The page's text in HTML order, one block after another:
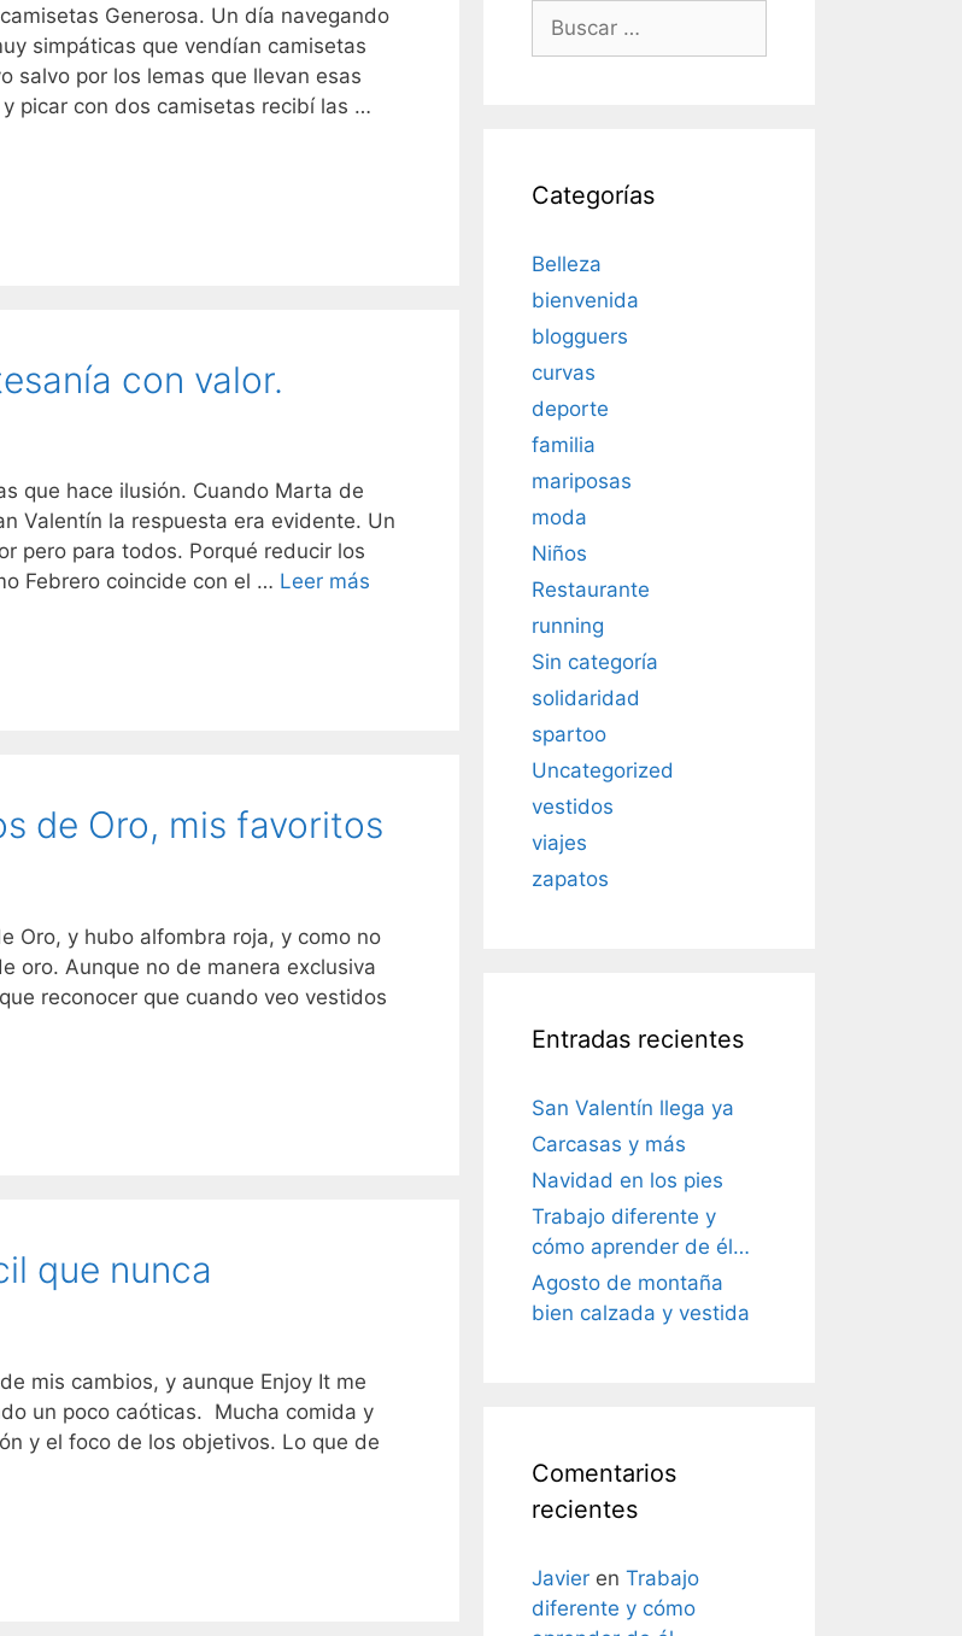
Generosa. Un día navegando
simpáticas que vendían camisetas
salvo por los lemas que llevan esas
picar con dos camisetas recibí las …
con valor.
que hace ilusión. Cuando Marta de
Valentín la respuesta era evidente. Un
pero para todos. Porqué reducir los
Febrero coincide con el … Leer más
de Oro, mis favoritos
Oro, y hubo alfombra roja, y como no
oro. Aunque no de manera exclusiva
reconocer que cuando veo vestidos
que nunca
mis cambios, y aunque Enjoy It me
un poco caóticas. Mucha comida y
y el foco de los objetivos. Lo que de
Buscar:
Categorías
Belleza
bienvenida
blogguers
curvas
deporte
familia
mariposas
moda
Niños
Restaurante
running
Sin categoría
solidaridad
spartoo
Uncategorized
vestidos
viajes
zapatos
Entradas recientes
San Valentín llega ya
Carcasas y más
Navidad en los pies
Trabajo diferente y
cómo aprender de él…
Agosto de montaña
bien calzada y vestida
Comentarios
recientes
Javier en Trabajo
diferente y cómo